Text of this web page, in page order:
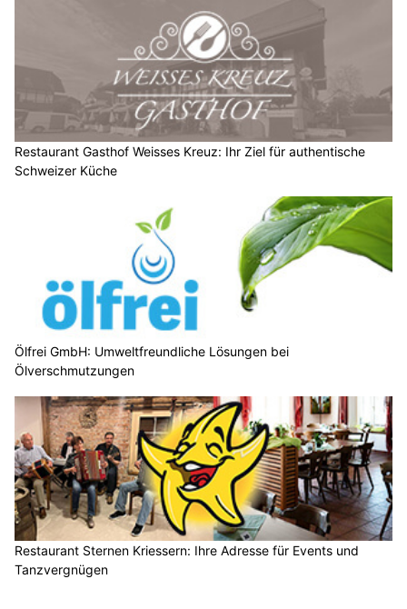
Restaurant Gasthof Weisses Kreuz: Ihr Ziel für authentische
Schweizer Küche
Ölfrei GmbH: Umweltfreundliche Lösungen bei
Ölverschmutzungen
Restaurant Sternen Kriessern: Ihre Adresse für Events und
Tanzvergnügen